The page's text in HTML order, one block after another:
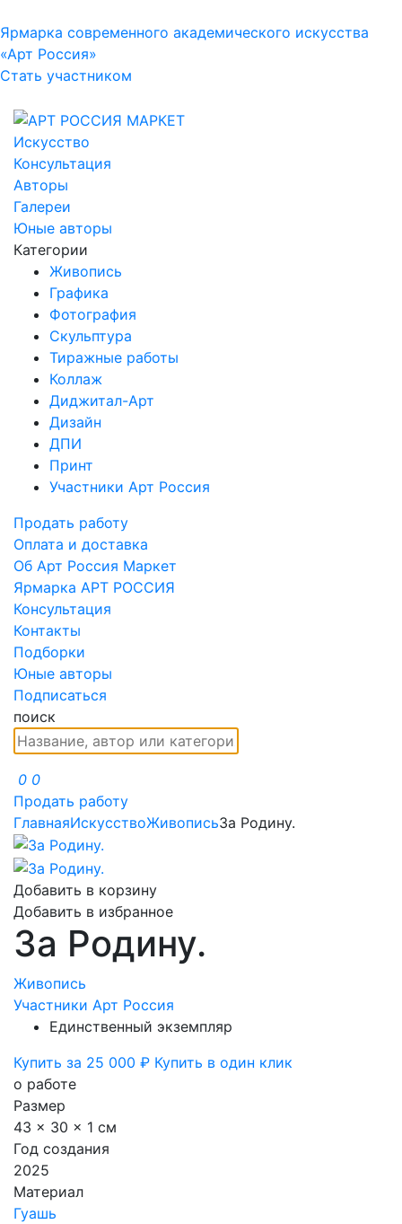
Ярмарка современного академического искусства
«Арт Россия»
Стать участником
Искусство
Консультация
Авторы
Галереи
Юные авторы
Категории
Живопись
Графика
Фотография
Скульптура
Тиражные работы
Коллаж
Диджитал-Арт
Дизайн
ДПИ
Принт
Участники Арт Россия
Продать работу
Оплата и доставка
Об Арт Россия Маркет
Ярмарка АРТ РОССИЯ
Консультация
Контакты
Подборки
Юные авторы
Подписаться
поиск
0 0
Продать работу
ГлавнаяИскусствоЖивописьЗа Родину.
Добавить в корзину
Добавить в избранное
За Родину.
Живопись
Участники Арт Россия
Единственный экземпляр
Купить за 25 000 ₽ Купить в один клик
о работе
Размер
43 x 30 x 1 см
Год создания
2025
Материал
Гуашь